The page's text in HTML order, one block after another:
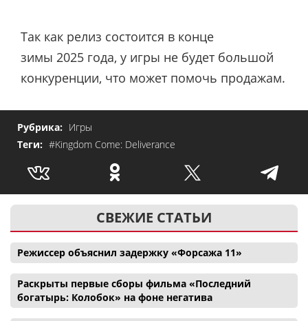
Так как релиз состоится в конце
зимы 2025 года, у игры не будет большой
конкуренции, что может помочь продажам.
Рубрика: Игры
Теги: #Kingdom Come: Deliverance
СВЕЖИЕ СТАТЬИ
Режиссер объяснил задержку «Форсажа 11»
Раскрыты первые сборы фильма «Последний
богатырь: Колобок» на фоне негатива